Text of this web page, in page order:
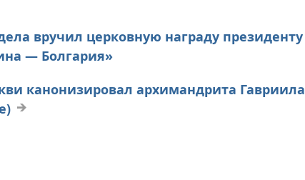
вручил церковную награду президенту
— Болгария»
канонизировал архимандрита Гавриила